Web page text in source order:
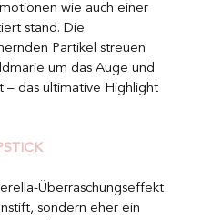
wie auch einer
stand. Die
Partikel streuen
um das Auge und
das ultimative Highlight
Überraschungseffekt
sondern eher ein